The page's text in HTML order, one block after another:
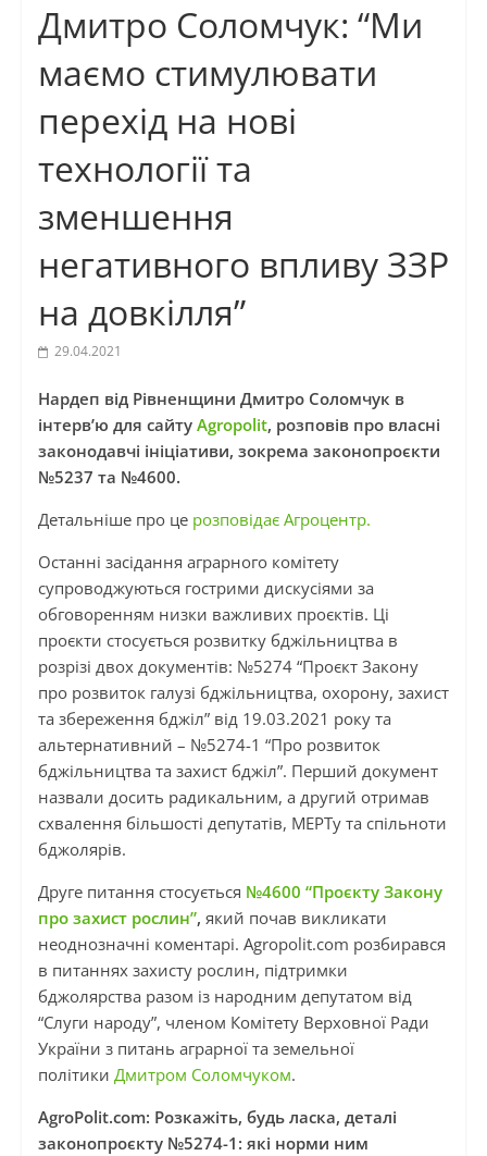
Дмитро Соломчук: “Ми
маємо стимулювати
перехід на нові
технології та
зменшення
негативного впливу ЗЗР
на довкілля”
29.04.2021
Нардеп від Рівненщини Дмитро Соломчук в
інтерв’ю для сайту Agropolit, розповів про власні
законодавчі ініціативи, зокрема законопроєкти
№5237 та №4600.
Детальніше про це розповідає Агроцентр.
Останні засідання аграрного комітету
супроводжуються гострими дискусіями за
обговоренням низки важливих проєктів. Ці
проєкти стосується розвитку бджільництва в
розрізі двох документів: №5274 “Проєкт Закону
про розвиток галузі бджільництва, охорону, захист
та збереження бджіл” від 19.03.2021 року та
альтернативний – №5274-1 “Про розвиток
бджільництва та захист бджіл”. Перший документ
назвали досить радикальним, а другий отримав
схвалення більшості депутатів, МЕРТу та спільноти
бджолярів.
Друге питання стосується №4600 “Проєкту Закону
про захист рослин”, який почав викликати
неоднозначні коментарі. Agropolit.com розбирався
в питаннях захисту рослин, підтримки
бджолярства разом із народним депутатом від
“Слуги народу”, членом Комітету Верховної Ради
України з питань аграрної та земельної
політики Дмитром Соломчуком.
AgroPolit.com: Розкажіть, будь ласка, деталі
законопроєкту №5274-1: які норми ним